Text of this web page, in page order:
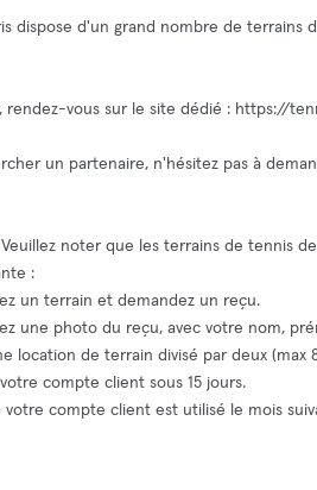
dispose d'un grand nombre de
rendez-vous sur le site dédié : https://
un partenaire, n'hésitez pas à
: Veuillez noter que les terrains de tennis
:
un terrain et demandez un reçu.
une photo du reçu, avec votre nom,
location de terrain divisé par deux
compte client sous 15 jours.
votre compte client est utilisé le mois